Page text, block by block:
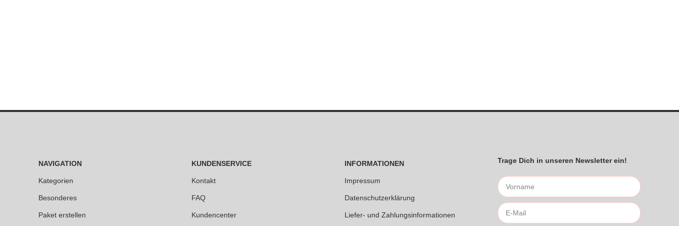
NAVIGATION
Kategorien
Besonderes
Paket erstellen
KUNDENSERVICE
Kontakt
FAQ
Kundencenter
INFORMATIONEN
Impressum
Datenschutzerklärung
Liefer- und Zahlungsinformationen
Trage Dich in unseren Newsletter ein!